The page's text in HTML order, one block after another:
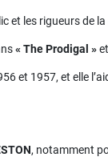
et les rigueurs de
« The Prodigal »
et 1957, et elle
, notamment